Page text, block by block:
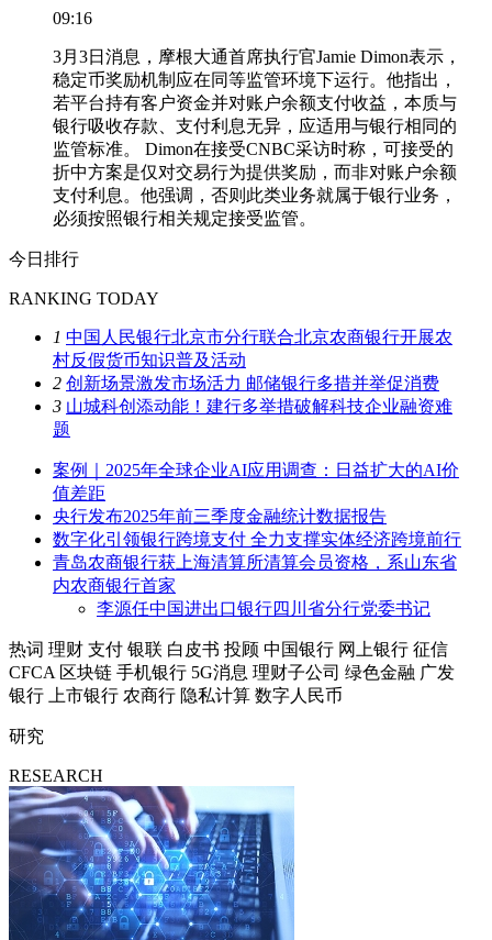
09:16
3月3日消息，摩根大通首席执行官Jamie Dimon表示，
稳定币奖励机制应在同等监管环境下运行。他指出，
若平台持有客户资金并对账户余额支付收益，本质与
银行吸收存款、支付利息无异，应适用与银行相同的
监管标准。 Dimon在接受CNBC采访时称，可接受的
折中方案是仅对交易行为提供奖励，而非对账户余额
支付利息。他强调，否则此类业务就属于银行业务，
必须按照银行相关规定接受监管。
今日排行
RANKING TODAY
1 中国人民银行北京市分行联合北京农商银行开展农
村反假货币知识普及活动
2 创新场景激发市场活力 邮储银行多措并举促消费
3 山城科创添动能！建行多举措破解科技企业融资难
题
案例｜2025年全球企业AI应用调查：日益扩大的AI价
值差距
央行发布2025年前三季度金融统计数据报告
数字化引领银行跨境支付 全力支撑实体经济跨境前行
青岛农商银行获上海清算所清算会员资格，系山东省
内农商银行首家
李源任中国进出口银行四川省分行党委书记
热词 理财 支付 银联 白皮书 投顾 中国银行 网上银行 征信
CFCA 区块链 手机银行 5G消息 理财子公司 绿色金融 广发
银行
上市银行 农商行 隐私计算 数字人民币
研究
RESEARCH